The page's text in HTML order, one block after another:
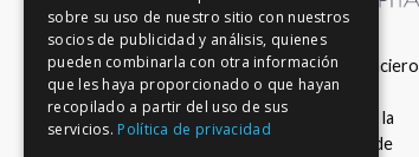
Empresa de asesoramiento financiero
nacional en fondos de inversión,
registrada con el número 150 en la
Comisión Nacional del Mercado de
sobre su uso de nuestro sitio con nuestros
socios de publicidad y análisis, quienes
pueden combinarla con otra información
que les haya proporcionado o que hayan
recopilado a partir del uso de sus
servicios. Política de privacidad